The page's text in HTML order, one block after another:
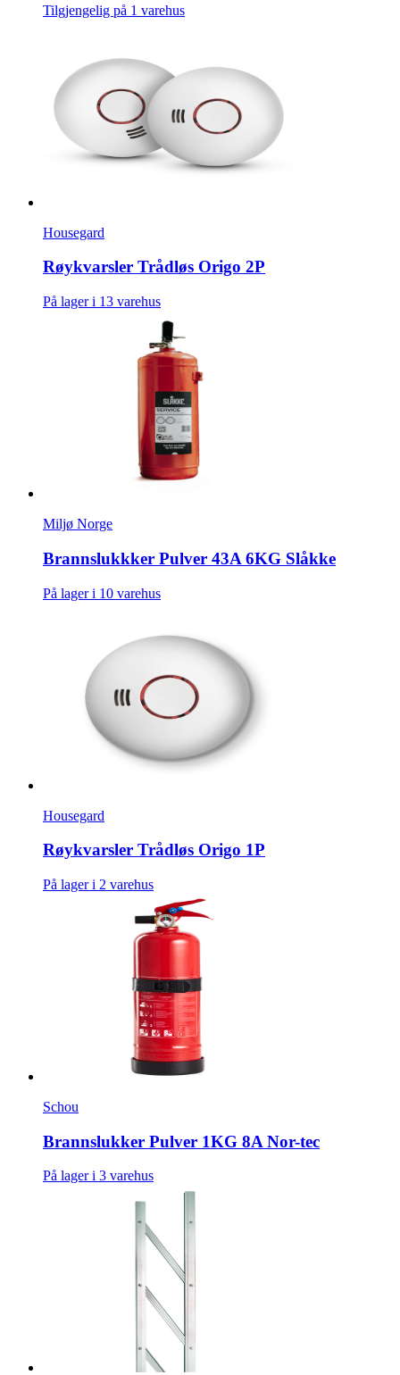
Tilgjengelig på 1 varehus
Housegard
Røykvarsler Trådløs Origo 2P
På lager i 13 varehus
Miljø Norge
Brannslukkker Pulver 43A 6KG Slåkke
På lager i 10 varehus
Housegard
Røykvarsler Trådløs Origo 1P
På lager i 2 varehus
Schou
Brannslukker Pulver 1KG 8A Nor-tec
På lager i 3 varehus